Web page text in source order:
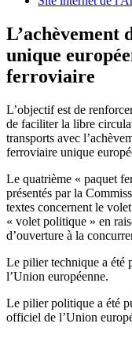
L’achèvement
unique
ferroviaire
L’objectif est de
de faciliter la libre
transports avec
ferroviaire unique
Le quatrième « paquet
présentés par la
textes concernent le
« volet politique » en
d’ouverture à la
Le pilier technique a été
l’Union européenne.
Le pilier politique a été
officiel de l’Union